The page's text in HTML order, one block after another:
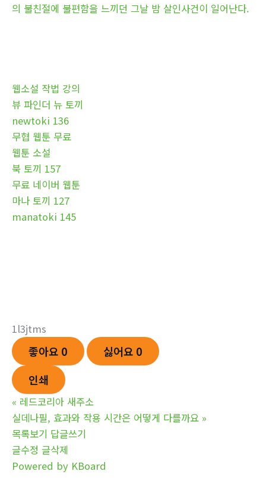
의 불친절에 불편함을 느끼던 그날 밤 살인사건이 일어난다.
웹소설 작법 강의
뷰 파인더 뉴 토끼
newtoki 136
무협 웹툰 무료
웹툰 소설
북 토끼 157
무료 네이버 웹툰
마나 토끼 127
manatoki 145
1l3jtms
좋아요 0 싫어요 0
인쇄
« 레드코리아 새주소
실데나필, 효과와 작용 시간은 어떻게 다를까요 »
목록보기 답글쓰기
글수정 글삭제
Powered by KBoard